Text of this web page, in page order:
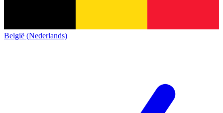
België (Nederlands)